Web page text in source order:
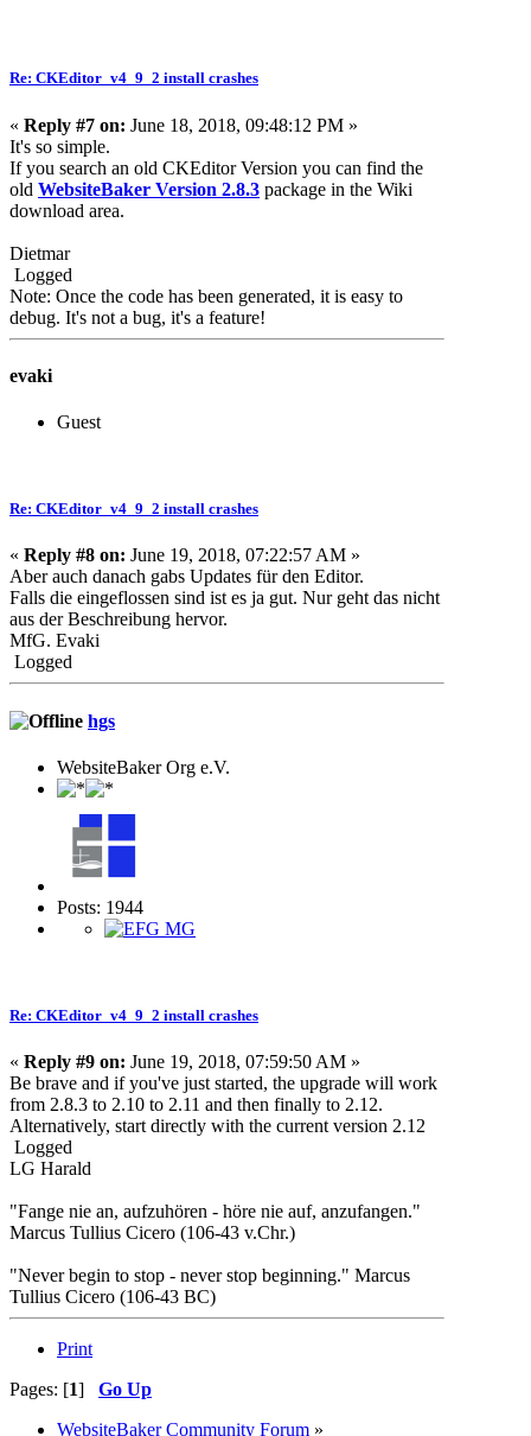
Re: CKEditor_v4_9_2 install crashes
« Reply #7 on: June 18, 2018, 09:48:12 PM »
It's so simple.
If you search an old CKEditor Version you can find the
old WebsiteBaker Version 2.8.3 package in the Wiki
download area.
Dietmar
Logged
Note: Once the code has been generated, it is easy to
debug. It's not a bug, it's a feature!
evaki
Guest
Re: CKEditor_v4_9_2 install crashes
« Reply #8 on: June 19, 2018, 07:22:57 AM »
Aber auch danach gabs Updates für den Editor.
Falls die eingeflossen sind ist es ja gut. Nur geht das nicht
aus der Beschreibung hervor.
MfG. Evaki
Logged
hgs
WebsiteBaker Org e.V.
Posts: 1944
Re: CKEditor_v4_9_2 install crashes
« Reply #9 on: June 19, 2018, 07:59:50 AM »
Be brave and if you've just started, the upgrade will work
from 2.8.3 to 2.10 to 2.11 and then finally to 2.12.
Alternatively, start directly with the current version 2.12
Logged
LG Harald
"Fange nie an, aufzuhören - höre nie auf, anzufangen."
Marcus Tullius Cicero (106-43 v.Chr.)
"Never begin to stop - never stop beginning." Marcus
Tullius Cicero (106-43 BC)
Print
Pages: [1] Go Up
WebsiteBaker Community Forum »